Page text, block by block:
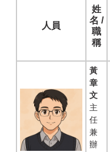
人員
姓
名 /
職
稱
黃
章
文
主
任
兼
辦